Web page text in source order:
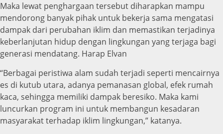
Maka lewat penghargaan tersebut diharapkan mampu
mendorong banyak pihak untuk bekerja sama mengatasi
dampak dari perubahan iklim dan memastikan terjadinya
keberlanjutan hidup dengan lingkungan yang terjaga bagi
generasi mendatang. Harap Elvan
“Berbagai peristiwa alam sudah terjadi seperti mencairnya
es di kutub utara, adanya pemanasan global, efek rumah
kaca, sehingga memiliki dampak beresiko. Maka kami
luncurkan program ini untuk membangun kesadaran
masyarakat terhadap iklim lingkungan,” katanya.